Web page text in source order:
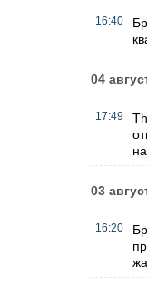
16:40
04
17:49
03
16:20